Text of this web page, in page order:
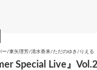
ー/東矢理芳/清水香来/ただのゆき/りえる
Special Live』